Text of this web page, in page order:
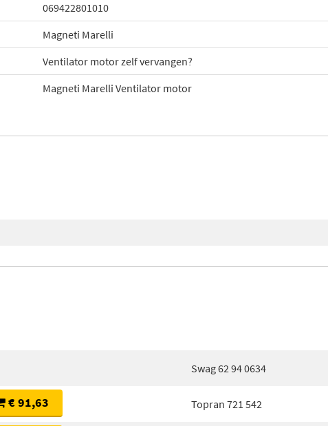
069422801010
Magneti Marelli
Ventilator motor zelf vervangen?
Magneti Marelli Ventilator motor
€ 91,63
Swag 62 94 0634
Topran 721 542